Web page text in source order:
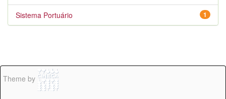
1
Sistema Portuário
Theme by